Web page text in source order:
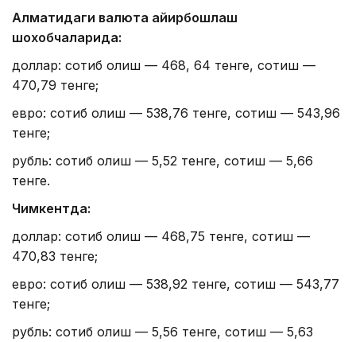
Алматидаги валюта айирбошлаш
шохобчаларида:
доллар: сотиб олиш — 468, 64 тенге, сотиш —
470,79 тенге;
евро: сотиб олиш — 538,76 тенге, сотиш — 543,96
тенге;
рубль: сотиб олиш — 5,52 тенге, сотиш — 5,66
тенге.
Чимкентда:
доллар: сотиб олиш — 468,75 тенге, сотиш —
470,83 тенге;
евро: сотиб олиш — 538,92 тенге, сотиш — 543,77
тенге;
рубль: сотиб олиш — 5,56 тенге, сотиш — 5,63